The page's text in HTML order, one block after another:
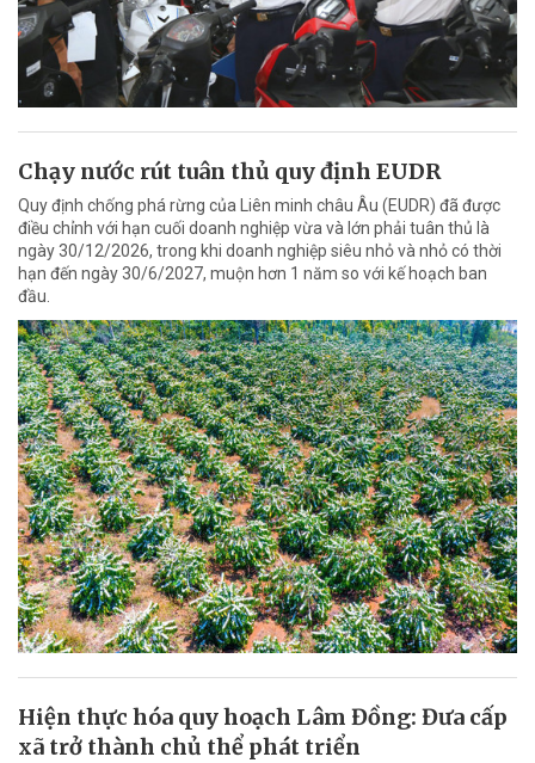
Chạy nước rút tuân thủ quy định EUDR
Quy định chống phá rừng của Liên minh châu Âu (EUDR) đã được
điều chỉnh với hạn cuối doanh nghiệp vừa và lớn phải tuân thủ là
ngày 30/12/2026, trong khi doanh nghiệp siêu nhỏ và nhỏ có thời
hạn đến ngày 30/6/2027, muộn hơn 1 năm so với kế hoạch ban
đầu.
Hiện thực hóa quy hoạch Lâm Đồng: Đưa cấp
xã trở thành chủ thể phát triển